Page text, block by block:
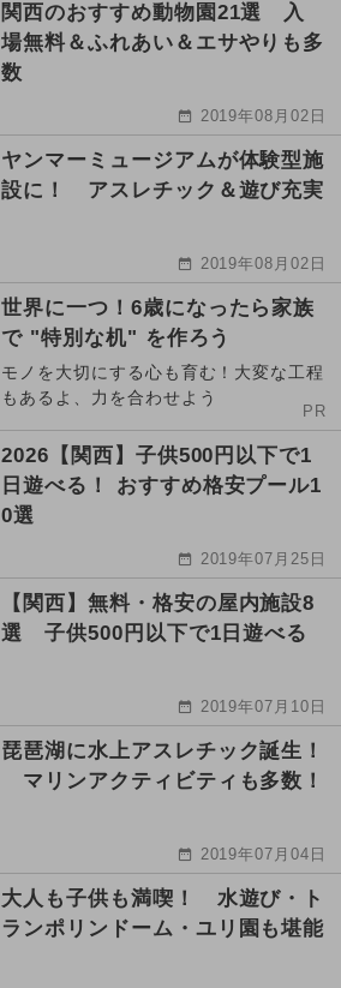
関西のおすすめ動物園21選 入
場無料＆ふれあい＆エサやりも多
数
2019年08月02日
ヤンマーミュージアムが体験型施
設に！ アスレチック＆遊び充実
2019年08月02日
世界に一つ！6歳になったら家族
で "特別な机" を作ろう
モノを大切にする心も育む！大変な工程
もあるよ、力を合わせよう
PR
2026【関西】子供500円以下で1
日遊べる！ おすすめ格安プール1
0選
2019年07月25日
【関西】無料・格安の屋内施設8
選 子供500円以下で1日遊べる
2019年07月10日
琵琶湖に水上アスレチック誕生！
マリンアクティビティも多数！
2019年07月04日
大人も子供も満喫！ 水遊び・ト
ランポリンドーム・ユリ園も堪能